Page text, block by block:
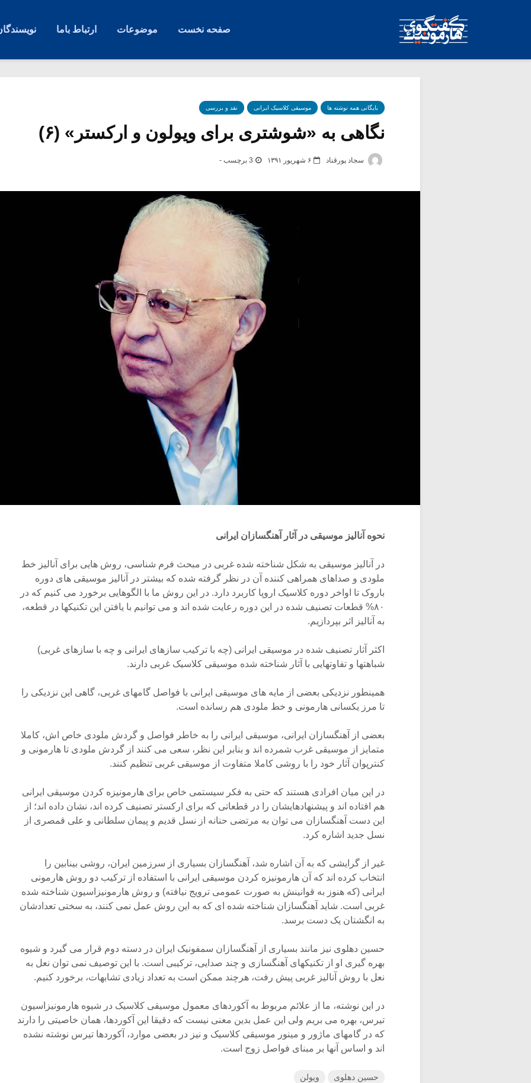
صفحه نخست موضوعات ارتباط باما
بایگانی همه نوشته ها موسیقی کلاسیک ایرانی نقد و بررسی
نگاهی به «شوشتری برای ویولون و ارکستر» (۶)
سجاد پورقناد ۶ شهریور ۱۳۹۱ 3 برچسب -
نحوه آنالیز موسیقی در آثار آهنگسازان ایرانی
در آنالیز موسیقی به شکل شناخته شده غربی در مبحث فرم شناسی، روش هایی برای آنالیز خط
ملودی و صداهای همراهی کننده آن در نظر گرفته شده که بیشتر در آنالیز موسیقی های دوره
باروک تا اواخر دوره کلاسیک اروپا کاربرد دارد. در این روش ما با الگوهایی برخورد می کنیم که در
۸۰% قطعات تصنیف شده در این دوره رعایت شده اند و می توانیم با یافتن این تکنیکها در قطعه،
به آنالیز اثر بپردازیم.
اکثر آثار تصنیف شده در موسیقی ایرانی (چه با ترکیب سازهای ایرانی و چه با سازهای غربی)
شباهتها و تفاوتهایی با آثار شناخته شده موسیقی کلاسیک غربی دارند.
همینطور نزدیکی بعضی از مایه های موسیقی ایرانی با فواصل گامهای غربی، گاهی این نزدیکی را
تا مرز یکسانی هارمونی و خط ملودی هم رسانده است.
بعضی از آهنگسازان ایرانی، موسیقی ایرانی را به خاطر فواصل و گردش ملودی خاص اش، کاملا
متمایز از موسیقی غرب شمرده اند و بنابر این نظر، سعی می کنند از گردش ملودی تا هارمونی و
کنترپوان آثار خود را با روشی کاملا متفاوت از موسیقی غربی تنظیم کنند.
در این میان افرادی هستند که حتی به فکر سیستمی خاص برای هارمونیزه کردن موسیقی ایرانی
هم افتاده اند و پیشنهادهایشان را در قطعاتی که برای ارکستر تصنیف کرده اند، نشان داده اند؛ از
این دست آهنگسازان می توان به مرتضی حنانه از نسل قدیم و پیمان سلطانی و علی قمصری از
نسل جدید اشاره کرد.
غیر از گرایشی که به آن اشاره شد، آهنگسازان بسیاری از سرزمین ایران، روشی بینابین را
انتخاب کرده اند که آن هارمونیزه کردن موسیقی ایرانی با استفاده از ترکیب دو روش هارمونی
ایرانی (که هنوز به قوانینش به صورت عمومی ترویج نیافته) و روش هارمونیزاسیون شناخته شده
غربی است. شاید آهنگسازان شناخته شده ای که به این روش عمل نمی کنند، به سختی تعدادشان
به انگشتان یک دست برسد.
حسین دهلوی نیز مانند بسیاری از آهنگسازان سمفونیک ایران در دسته دوم قرار می گیرد و شیوه
بهره گیری او از تکنیکهای آهنگسازی و چند صدایی، ترکیبی است. با این توصیف نمی توان نعل به
نعل با روش آنالیز غربی پیش رفت، هرچند ممکن است به تعداد زیادی تشابهات، برخورد کنیم.
در این نوشته، ما از علائم مربوط به آکوردهای معمول موسیقی کلاسیک در شیوه هارمونیزاسیون
تیرس، بهره می بریم ولی این عمل بدین معنی نیست که دقیقا این آکوردها، همان خاصیتی را دارند
که در گامهای ماژور و مینور موسیقی کلاسیک و نیز در بعضی موارد، آکوردها تیرس نوشته نشده
اند و اساس آنها بر مبنای فواصل زوج است.
حسین دهلوی ویولن